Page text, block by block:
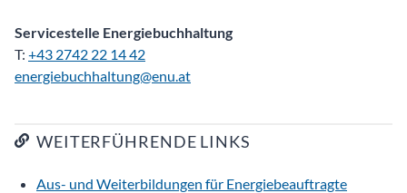
Servicestelle Energiebuchhaltung
T: +43 2742 22 14 42
energiebuchhaltung@enu.at
WEITERFÜHRENDE LINKS
Aus- und Weiterbildungen für Energiebeauftragte